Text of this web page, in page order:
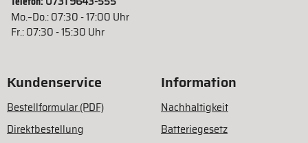
Mo.–Do.: 07:30 - 17:00 Uhr
Fr.: 07:30 - 15:30 Uhr
Kundenservice
Bestellformular (PDF)
Direktbestellung
Information
Nachhaltigkeit
Batteriegesetz